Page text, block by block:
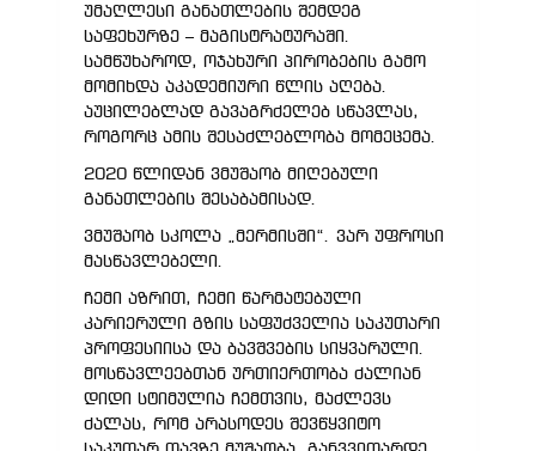
უმაღლესი განათლების შემდეგ
საფეხურზე – მაგისტრატურაში.
სამწუხაროდ, ოჯახური პირობების გამო
მომიხდა აკადემიური წლის აღება.
აუცილებლად გავაგრძელებ სწავლას,
როგორც ამის შესაძლებლობა მომეცემა.
2020 წლიდან ვმუშაობ მიღებული
განათლების შესაბამისად.
ვმუშაობ სკოლა „მერმისში“. ვარ უფროსი
მასწავლებელი.
ჩემი აზრით, ჩემი წარმატებული
კარიერული გზის საფუძველია საკუთარი
პროფესიისა და ბავშვების სიყვარული.
მოსწავლეებთან ურთიერთობა ძალიან
დიდი სტიმულია ჩემთვის, მაძლევს
ძალას, რომ არასოდეს შევწყვიტო